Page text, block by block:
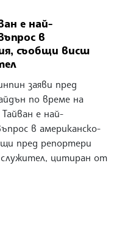
е най-
в
съобщи висш
заяви пред
по време на
е най-
в американско-
пред репортери
служител, цитиран от